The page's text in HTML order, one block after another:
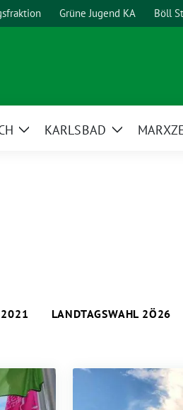
Grüne Jugend KA Böll
ZeigeKARLSBAD
Zeige
2021 LANDTAGSWAHL 2Ö26